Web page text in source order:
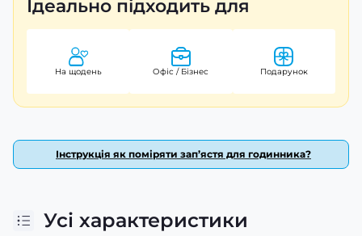
Виготовлений у Японії, модель Casio MTP-V002D-7B3
гарантує надійність та тривалий термін служби.
Годинник супроводжується 24-місячною гарантією, що
дає вам додаткову впевненість у якості.
Завдяки своїм розмірам (44 х 37 мм) і вазі всього 80 г,
цей годинник комфортно носити протягом всього дня.
робить його ідеальним вибором для сучасного
чоловіка, який цінує стиль та функціональність.
собі елегантність, різноманітність та якість!
Ідеально підходить для
На щодень Офіс / Бізнес Подарунок
Інструкція як поміряти зап’ястя для годинника?
Усі характеристики